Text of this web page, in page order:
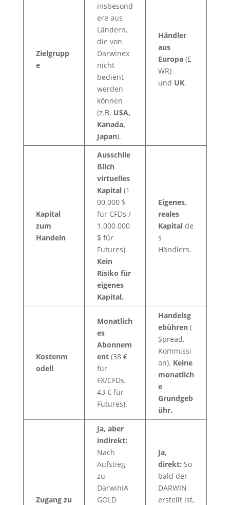
Zielgrupp
e
insbesond
ere aus
Ländern,
die von
Darwinex
nicht
bedient
werden
können
(z.B. USA,
Kanada,
Japan).
Händler
aus
Europa(E
WR)
und UK.
Kapital
zum
Handeln
Ausschlie
ßlich
virtuelles
Kapital(1
00.000 $
für CFDs /
1.000.000
$ für
Futures).
Kein
Risiko für
eigenes
Kapital.
Eigenes,
reales
Kapitalde
s
Händlers.
Kostenm
odell
Monatlich
es
Abonnem
ent(38 €
für
FX/CFDs,
43 € für
Futures).
Handelsg
ebühren(
Spread,
Kommissi
on). Keine
monatlich
e
Grundgeb
ühr.
Zugang zu
Ja, aber
indirekt:
Nach
Aufstieg
zu
DarwinIA
GOLD
Ja,
direkt: So
bald der
DARWIN
erstellt ist,